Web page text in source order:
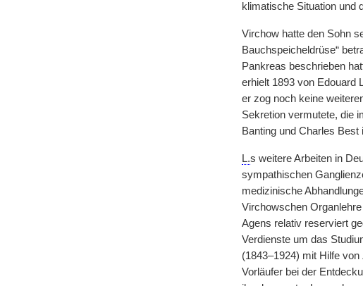
klimatische Situation und
Virchow hatte den Sohn
Bauchspeicheldrüse“
Pankreas beschrieben
erhielt 1893 von Edouard
er zog noch keine
Sekretion vermutete, die
Banting und Charles
L.s weitere Arbeiten in
sympathischen
medizinische
Virchowschen
Agens relativ reserviert
Verdienste um das
(1843–1924) mit Hilfe
Vorläufer bei der